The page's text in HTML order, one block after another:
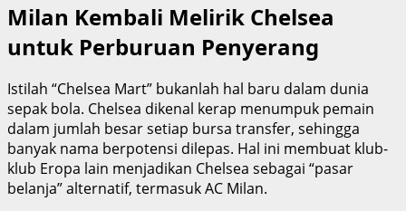
Milan Kembali Melirik Chelsea
untuk Perburuan Penyerang
Istilah “Chelsea Mart” bukanlah hal baru dalam dunia
sepak bola. Chelsea dikenal kerap menumpuk pemain
dalam jumlah besar setiap bursa transfer, sehingga
banyak nama berpotensi dilepas. Hal ini membuat klub-
klub Eropa lain menjadikan Chelsea sebagai “pasar
belanja” alternatif, termasuk AC Milan.